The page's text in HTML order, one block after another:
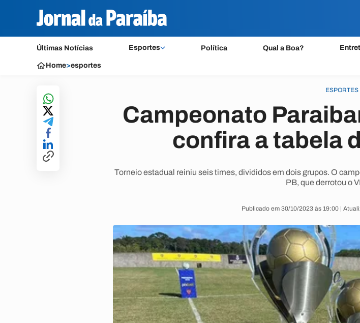
Últimas Notícias Esportes Política Qual a Boa?
Home>esportes
ESPORTES
Campeonato
confira a tabela
Torneio estadual reiniu seis times, divididos em dois grupos. O
PB, que derrotou o
Publicado em 30/10/2023 às 19:00 |